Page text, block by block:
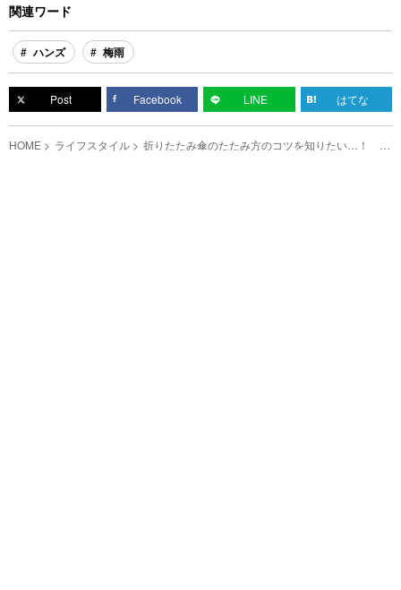
関連ワード
ハンズ 梅雨
Post Facebook LINE はてな
HOME ライフスタイル 折りたたみ傘のたたみ方のコツを知りたい…！ い
つもぐちゃぐちゃになる人はこれ見て